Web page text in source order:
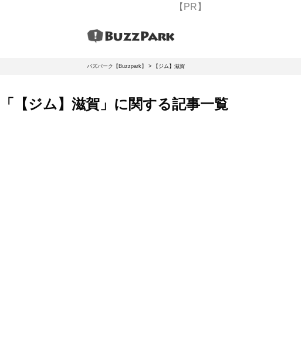
【PR】
バズパーク【Buzzpark】 > 【ジム】滋賀
「【ジム】滋賀」に関する記事一覧